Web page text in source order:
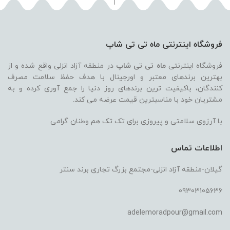
لیتر
درصد اوردینری
فروشگاه اینترنتی ماه تی تی شاپ
فروشگاه اینترنتیماه تی تی شاپ در منطقه آزاد انزلی واقع شده و از
بهترین برندهای معتبر و اورجینال با هدف حفظ سلامت مصرف
کنندگان، باکیفیت ترین برندهای روز دنیا را جمع آوری کرده و به
مشتریان خود با مناسبترین قیمت عرضه می کند.
با آرزوی سلامتی و پیروزی برای تک تک هم وطنان گرامی
اطلاعات تماس
گیلان-منطقه آزاد انزلی-مجتمع بزرگ تجاری برند سنتر
09303105636
adelemoradpour@gmail.com